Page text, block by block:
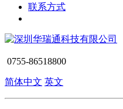
联系方式
0755-86518800
简体中文 英文